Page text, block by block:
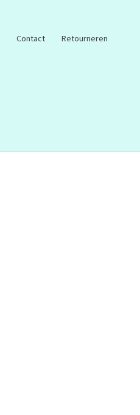
Contact Retourneren